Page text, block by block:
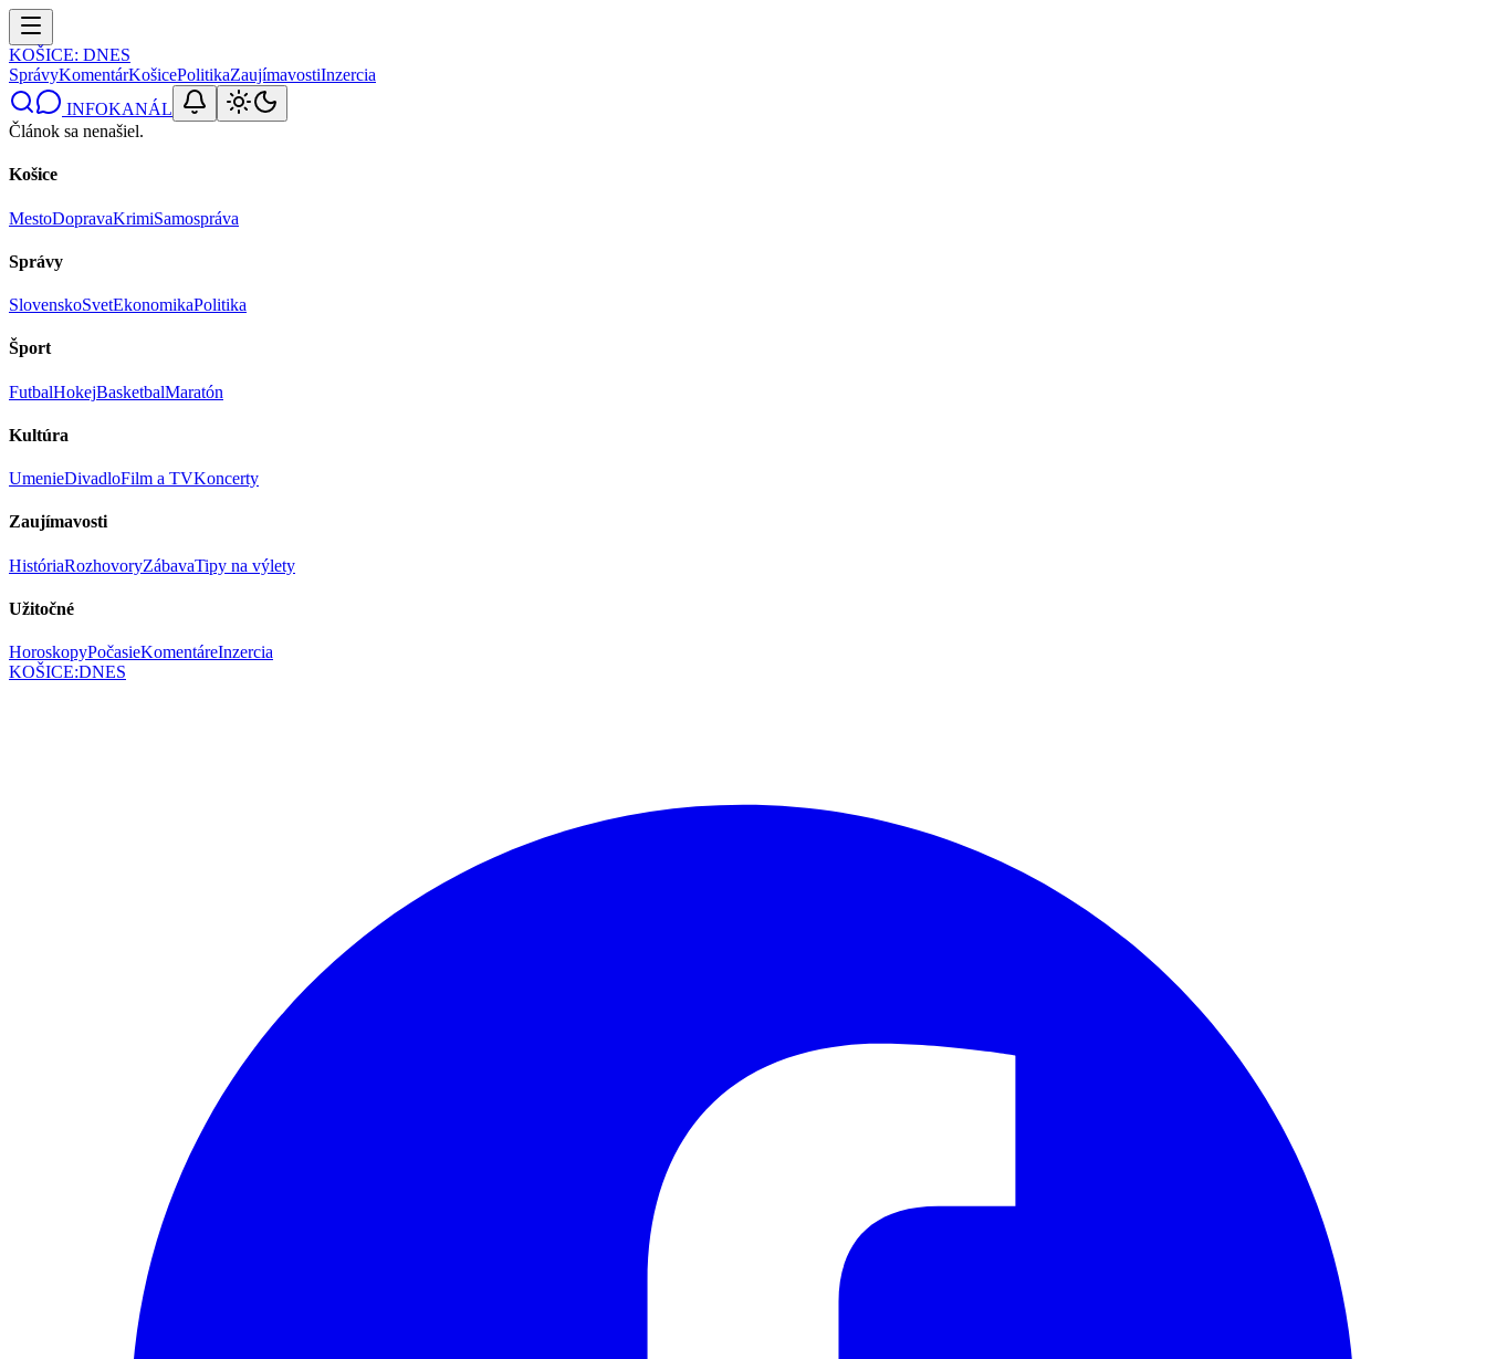
KOŠICE: DNES
SprávyKomentárKošicePolitikaZaujímavostiInzercia
INFOKANÁL
Článok sa nenašiel.
Košice
MestoDopravaKrimiSamospráva
Správy
SlovenskoSvetEkonomikaPolitika
Šport
FutbalHokejBasketbalMaratón
Kultúra
UmenieDivadloFilm a TVKoncerty
Zaujímavosti
HistóriaRozhovoryZábavaTipy na výlety
Užitočné
HoroskopyPočasieKomentáreInzercia
KOŠICE:DNES